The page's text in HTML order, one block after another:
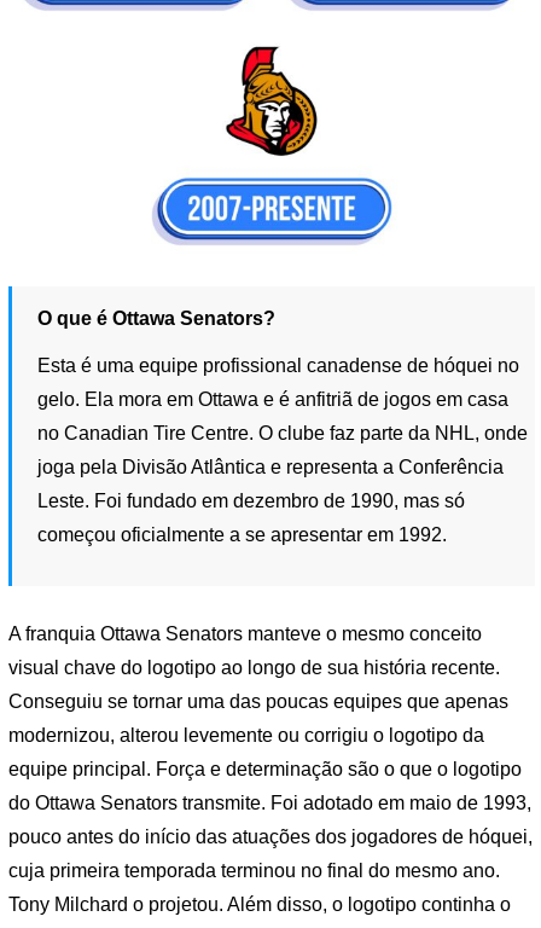
O que é Ottawa Senators?
Esta é uma equipe profissional canadense de hóquei no
gelo. Ela mora em Ottawa e é anfitriã de jogos em casa
no Canadian Tire Centre. O clube faz parte da NHL, onde
joga pela Divisão Atlântica e representa a Conferência
Leste. Foi fundado em dezembro de 1990, mas só
começou oficialmente a se apresentar em 1992.
A franquia Ottawa Senators manteve o mesmo conceito
visual chave do logotipo ao longo de sua história recente.
Conseguiu se tornar uma das poucas equipes que apenas
modernizou, alterou levemente ou corrigiu o logotipo da
equipe principal. Força e determinação são o que o logotipo
do Ottawa Senators transmite. Foi adotado em maio de 1993,
pouco antes do início das atuações dos jogadores de hóquei,
cuja primeira temporada terminou no final do mesmo ano.
Tony Milchard o projetou. Além disso, o logotipo continha o